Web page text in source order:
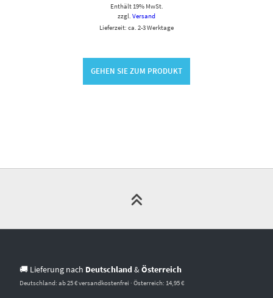
Enthält 19% MwSt.
zzgl. Versand
Lieferzeit: ca. 2-3 Werktage
GEHEN SIE ZUM PRODUKT
🚚 Lieferung nach Deutschland &Österreich
Deutschland: ab 25 € versandkostenfrei · Österreich: 14,95 €